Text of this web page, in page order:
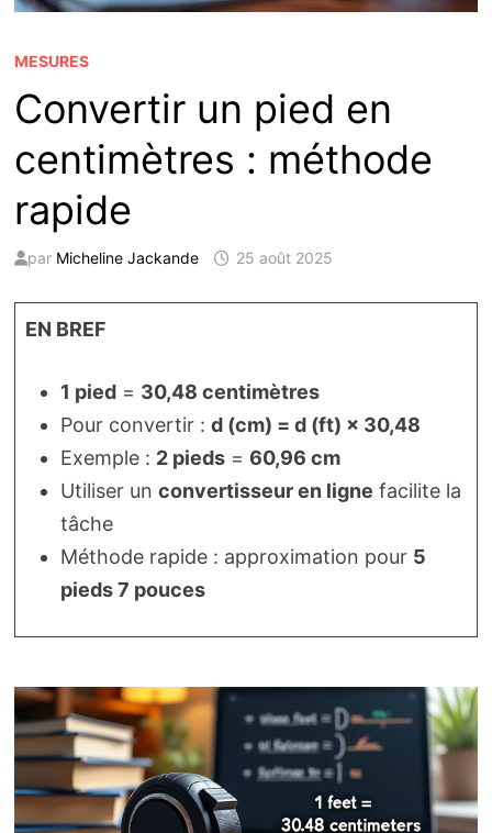
MESURES
Convertir un pied en
centimètres : méthode
rapide
par Micheline Jackande 25 août 2025
EN BREF
1 pied= 30,48 centimètres
Pour convertir : d (cm) = d (ft) × 30,48
Exemple : 2 pieds= 60,96 cm
Utiliser un convertisseur en ligne facilite la
tâche
Méthode rapide : approximation pour 5
pieds 7 pouces